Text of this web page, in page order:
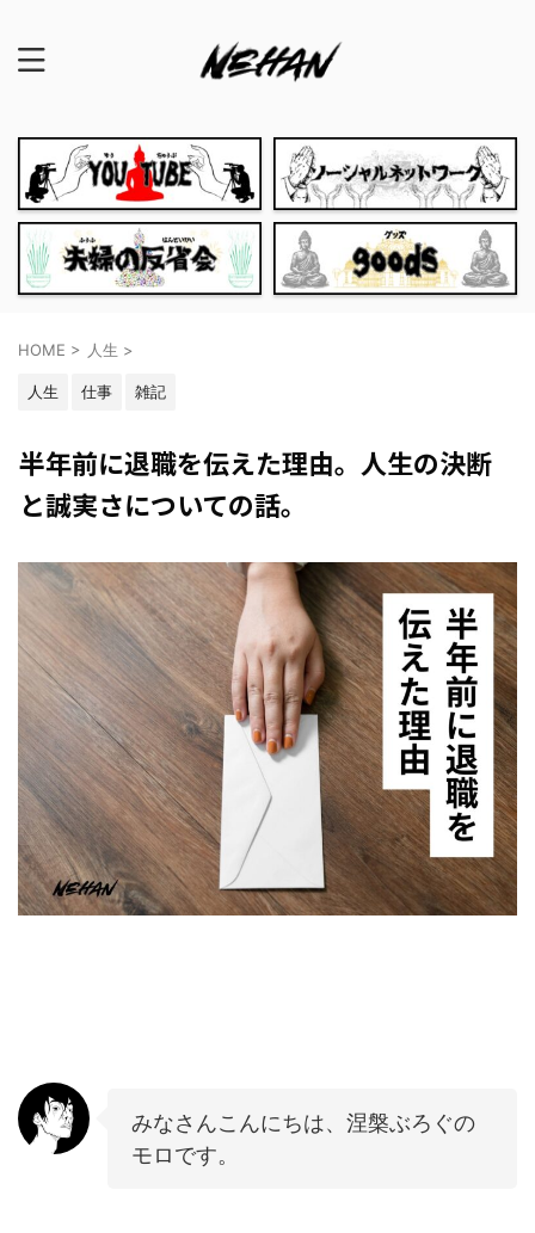
HOME > 人生 >
人生 仕事 雑記
半年前に退職を伝えた理由。人生の決断
と誠実さについての話。
みなさんこんにちは、涅槃ぶろぐの
モロです。